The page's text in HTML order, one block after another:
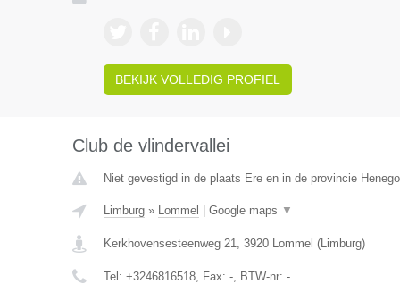
BEKIJK VOLLEDIG PROFIEL
Club de vlindervallei
Niet gevestigd in de plaats Ere en in de provincie
Limburg» Lommel Google maps ▼
Kerkhovensesteenweg 21, 3920 Lommel (Limburg)
Tel: +3246816518, Fax: -, BTW-nr: -